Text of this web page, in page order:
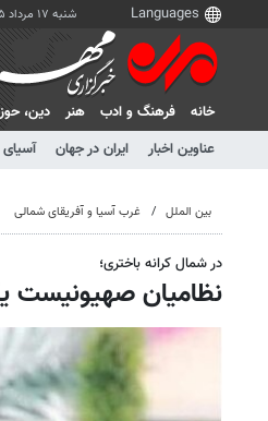
شنبه ۱۷ مرداد ۱۴۰۵
خانه فرهنگ و ادب هنر دين،
عناوین اخبار
ایران در جهان
بین الملل غرب آسیا و آفریقای شمالی
در شمال کرانه باختری؛
نظامیان صهیونیست